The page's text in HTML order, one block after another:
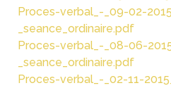
Proces-verbal_-_09-02-
_seance_ordinaire.pdf
Proces-verbal_-_08-06-
_seance_ordinaire.pdf
Proces-verbal_-_02-11-